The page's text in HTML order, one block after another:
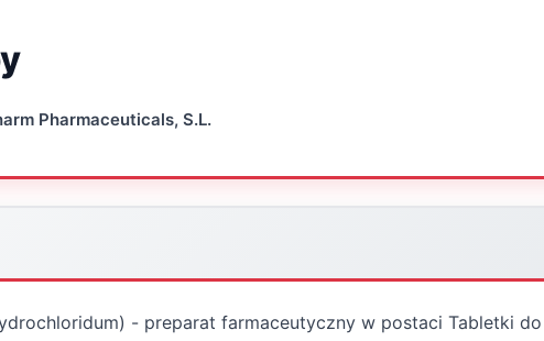
Pharmaceuticals, S.L.
- preparat farmaceutyczny w postaci Tabletki do